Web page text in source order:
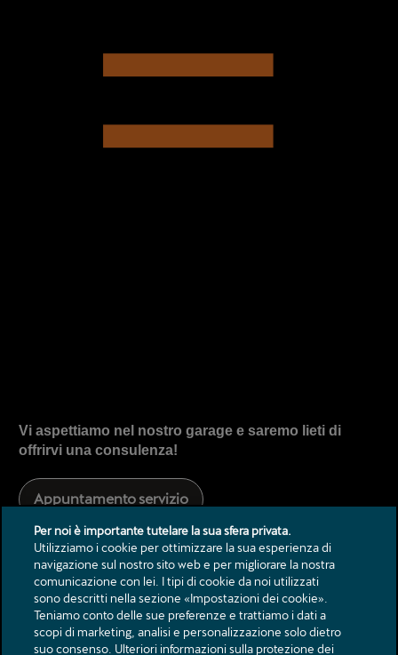
Vi aspettiamo nel nostro garage e saremo lieti di
offrirvi una consulenza!
Appuntamento servizio
Per noi è importante tutelare la sua sfera privata.
Utilizziamo i cookie per ottimizzare la sua esperienza di
navigazione sul nostro sito web e per migliorare la nostra
comunicazione con lei. I tipi di cookie da noi utilizzati
sono descritti nella sezione «Impostazioni dei cookie».
Teniamo conto delle sue preferenze e trattiamo i dati a
scopi di marketing, analisi e personalizzazione solo dietro
suo consenso. Ulteriori informazioni sulla protezione dei